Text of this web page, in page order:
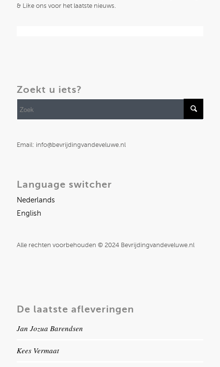
& Like ons voor het laatste nieuws.
Zoekt u iets?
Email: info@bevrijdingvandeveluwe.nl
Language switcher
Nederlands
English
Alle rechten voorbehouden © 2024 Bevrijdingvandeveluwe.nl
De laatste afleveringen
Jan Jozua Barendsen
Kees Vermaat